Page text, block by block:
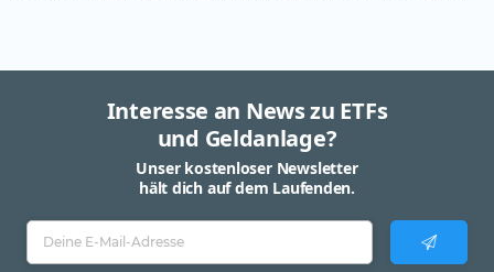
Interesse an News zu ETFs
und Geldanlage?
Unser kostenloser Newsletter
hält dich auf dem Laufenden.